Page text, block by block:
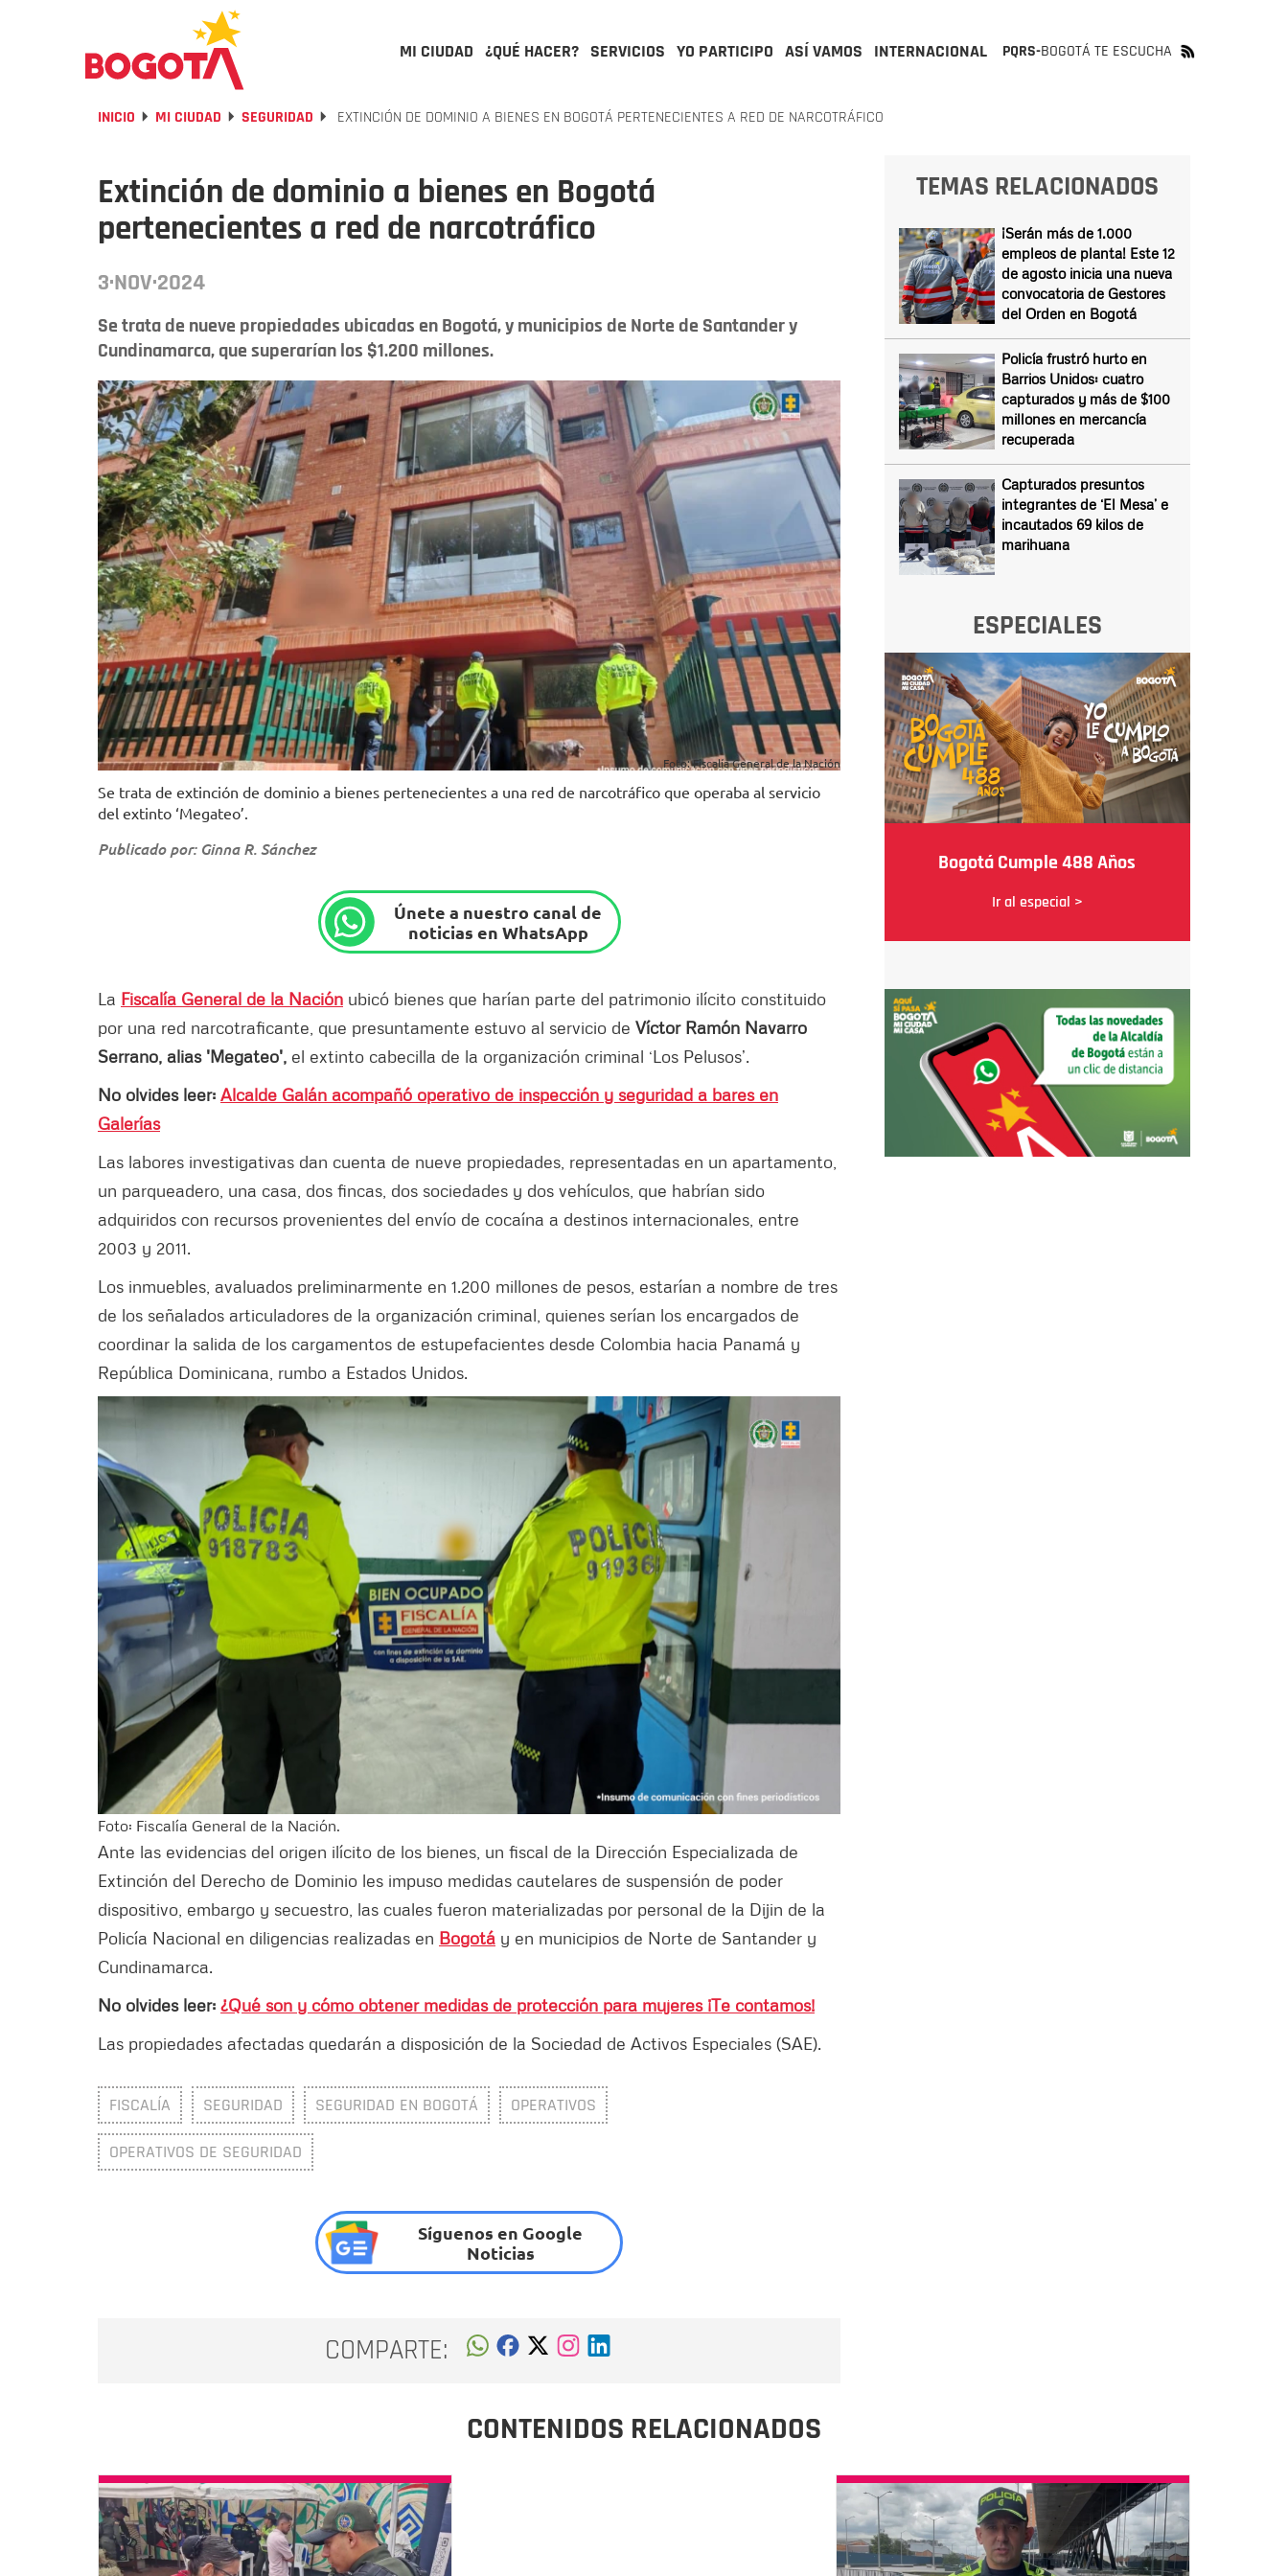
MI CIUDAD ¿QUÉ HACER? SERVICIOS YO PARTICIPO ASÍ VAMOS INTERNACIONAL PQRS-BOGOTÁ TE ESCUCHA
INICIO MI CIUDAD SEGURIDAD EXTINCIÓN DE DOMINIO A BIENES EN BOGOTÁ PERTENECIENTES A RED DE NARCOTRÁFICO
Extinción de dominio a bienes en Bogotá
pertenecientes a red de narcotráfico
3·NOV·2024
Se trata de nueve propiedades ubicadas en Bogotá, y municipios de Norte de Santander y
Cundinamarca, que superarían los $1.200 millones.
Foto: Fiscalía General de la Nación
Se trata de extinción de dominio a bienes pertenecientes a una red de narcotráfico que operaba al servicio
del extinto ‘Megateo’.
Publicado por: Ginna R. Sánchez
Únete a nuestro canal de
noticias en WhatsApp
La Fiscalía General de la Nación ubicó bienes que harían parte del patrimonio ilícito constituido
por una red narcotraficante, que presuntamente estuvo al servicio de Víctor Ramón Navarro
Serrano, alias 'Megateo', el extinto cabecilla de la organización criminal ‘Los Pelusos’.
No olvides leer: Alcalde Galán acompañó operativo de inspección y seguridad a bares en
Galerías
Las labores investigativas dan cuenta de nueve propiedades, representadas en un apartamento,
un parqueadero, una casa, dos fincas, dos sociedades y dos vehículos, que habrían sido
adquiridos con recursos provenientes del envío de cocaína a destinos internacionales, entre
2003 y 2011.
Los inmuebles, avaluados preliminarmente en 1.200 millones de pesos, estarían a nombre de tres
de los señalados articuladores de la organización criminal, quienes serían los encargados de
coordinar la salida de los cargamentos de estupefacientes desde Colombia hacia Panamá y
República Dominicana, rumbo a Estados Unidos.
Foto: Fiscalía General de la Nación.
Ante las evidencias del origen ilícito de los bienes, un fiscal de la Dirección Especializada de
Extinción del Derecho de Dominio les impuso medidas cautelares de suspensión de poder
dispositivo, embargo y secuestro, las cuales fueron materializadas por personal de la Dijin de la
Policía Nacional en diligencias realizadas en Bogotá y en municipios de Norte de Santander y
Cundinamarca.
No olvides leer: ¿Qué son y cómo obtener medidas de protección para mujeres ¡Te contamos!
Las propiedades afectadas quedarán a disposición de la Sociedad de Activos Especiales (SAE).
FISCALÍA SEGURIDAD SEGURIDAD EN BOGOTÁ OPERATIVOS
OPERATIVOS DE SEGURIDAD
Síguenos en Google
Noticias
COMPARTE:
TEMAS RELACIONADOS
¡Serán más de 1.000
empleos de planta! Este 12
de agosto inicia una nueva
convocatoria de Gestores
del Orden en Bogotá
Policía frustró hurto en
Barrios Unidos: cuatro
capturados y más de $100
millones en mercancía
recuperada
Capturados presuntos
integrantes de ‘El Mesa’ e
incautados 69 kilos de
marihuana
ESPECIALES
Bogotá Cumple 488 Años
Ir al especial >
CONTENIDOS RELACIONADOS